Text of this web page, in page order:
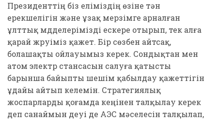
Президенттің біз еліміздің өзіне тән
ерекшелігін және ұзақ мерзімге арналған
ұлттық мүдделерімізді ескере отырып, тек алға
қарай жүруіміз қажет. Бір сөзбен айтсақ,
болашақты ойлауымыз керек. Сондықтан мен
атом электр стансасын салуға қатысты
барынша байыпты шешім қабылдау қажеттігін
ұдайы айтып келемін. Стратегиялық
жоспарларды қоғамда кеңінен талқылау керек
деп санаймын деуі де АЭС мәселесін талқылап,